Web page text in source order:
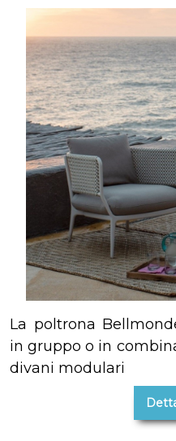
La poltrona
in gruppo o in
divani modulari